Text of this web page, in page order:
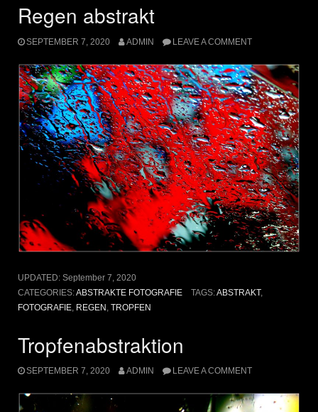
Regen abstrakt
SEPTEMBER 7, 2020 ADMIN LEAVE A COMMENT
UPDATED: September 7, 2020
CATEGORIES:ABSTRAKTE FOTOGRAFIE TAGS:ABSTRAKT,
FOTOGRAFIE REGEN TROPFEN
Tropfenabstraktion
SEPTEMBER 7, 2020 ADMIN LEAVE A COMMENT